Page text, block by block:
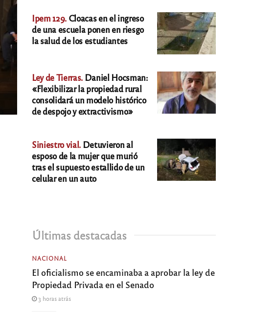
Ipem 129. Cloacas en el ingreso
de una escuela ponen en riesgo
la salud de los estudiantes
Ley de Tierras. Daniel Hocsman:
«Flexibilizar la propiedad rural
consolidará un modelo histórico
de despojo y extractivismo»
Siniestro vial. Detuvieron al
esposo de la mujer que murió
tras el supuesto estallido de un
celular en un auto
Últimas destacadas
NACIONAL
El oficialismo se encaminaba a aprobar la ley de
Propiedad Privada en el Senado
3 horas atrás